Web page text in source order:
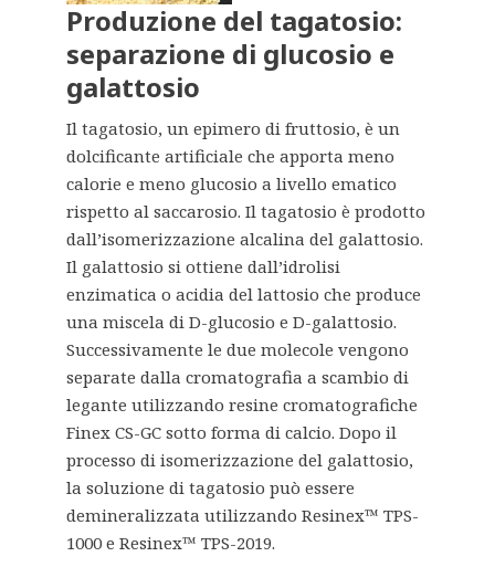
Produzione del tagatosio:
separazione di glucosio e
galattosio
Il tagatosio, un epimero di fruttosio, è un
dolcificante artificiale che apporta meno
calorie e meno glucosio a livello ematico
rispetto al saccarosio. Il tagatosio è prodotto
dall’isomerizzazione alcalina del galattosio.
Il galattosio si ottiene dall’idrolisi
enzimatica o acidia del lattosio che produce
una miscela di D-glucosio e D-galattosio.
Successivamente le due molecole vengono
separate dalla cromatografia a scambio di
legante utilizzando resine cromatografiche
Finex CS-GC sotto forma di calcio. Dopo il
processo di isomerizzazione del galattosio,
la soluzione di tagatosio può essere
demineralizzata utilizzando Resinex™ TPS-
1000 e Resinex™ TPS-2019.